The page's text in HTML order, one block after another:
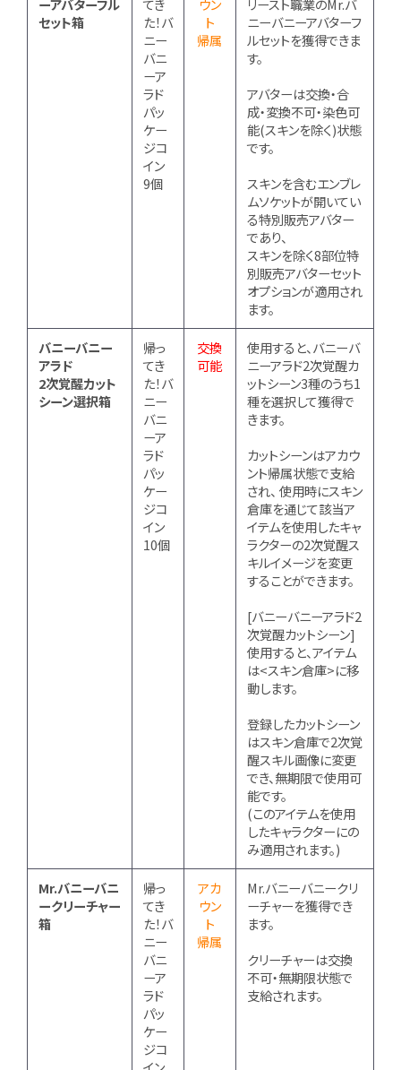
セット箱
た！バ
ニー
バニ
ーア
ラド
パッ
ケー
ジコ
イン
9個
ト
帰属
ニーバニーアバターフ
ルセットを獲得できま
す。
アバターは交換・合
成・変換不可・染色可
能(スキンを除く)状態
です。
スキンを含むエンブレ
ムソケットが開いてい
る特別販売アバター
であり、
スキンを除く8部位特
別販売アバターセット
オプションが適用され
ます。
バニーバニー
アラド
2次覚醒カット
シーン選択箱
帰っ
てき
た！バ
ニー
バニ
ーア
ラド
パッ
ケー
ジコ
イン
10個
交換
可能
使用すると、バニーバ
ニーアラド2次覚醒カ
ットシーン3種のうち1
種を選択して獲得で
きます。
カットシーンはアカウ
ント帰属状態で支給
され、 使用時にスキン
倉庫を通じて該当ア
イテムを使用したキャ
ラクターの2次覚醒ス
キルイメージを変更
することができます。
[バニーバニーアラド2
次覚醒カットシーン]
使用すると、アイテム
は<スキン倉庫>に移
動します。
登録したカットシーン
はスキン倉庫で2次覚
醒スキル画像に変更
でき、無期限で使用可
能です。
(このアイテムを使用
したキャラクターにの
み適用されます。)
Mr.バニーバニ
ークリーチャー
箱
帰っ
てき
た！バ
ニー
バニ
ーア
ラド
パッ
ケー
ジコ
アカ
ウン
ト
帰属
Mr.バニーバニークリ
ーチャーを獲得でき
ます。
クリーチャーは交換
不可・無期限状態で
支給されます。